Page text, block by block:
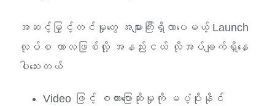
အဆင့်မြှင့်တင်မှုတွေ အများကြီးရှိလာပေမယ့် Launch
လုပ်စ ကာလဖြစ်လို့ အနည်းငယ် လိုအပ်ချက်ရှိနေ
ပါသေးတယ်
Video ဖြင့် စကားပြောဆိုမှုကို မပံ့ပိုးနိုင်